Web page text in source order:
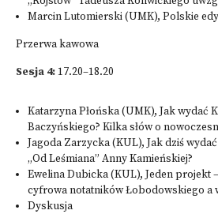
Marcin Lutomierski (UMK), Polskie
Przerwa kawowa
Sesja 4: 17.20–18.20
Katarzyna Płońska (UMK), Jak wydać
Baczyńskiego? Kilka słów o
Jagoda Zarzycka (KUL), Jak dziś
„Od Leśmiana” Anny Kamieńskiej?
Ewelina Dubicka (KUL), Jeden projekt
cyfrowa notatników Łobodowskiego a
Dyskusja